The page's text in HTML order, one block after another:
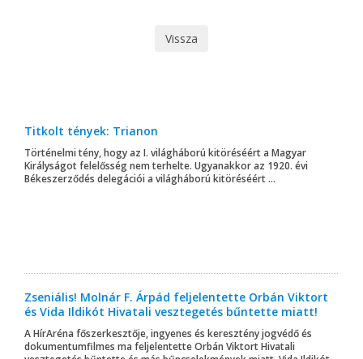
Vissza
Titkolt tények: Trianon
Történelmi tény, hogy az I. világháború kitöréséért a Magyar
Királyságot felelősség nem terhelte. Ugyanakkor az 1920. évi
Békeszerződés delegációi a világháború kitöréséért ...
Zseniális! Molnár F. Árpád feljelentette Orbán Viktort
és Vida Ildikót Hivatali vesztegetés bűntette miatt!
A HírAréna főszerkesztője, ingyenes és keresztény jogvédő és
dokumentumfilmes ma feljelentette Orbán Viktort Hivatali